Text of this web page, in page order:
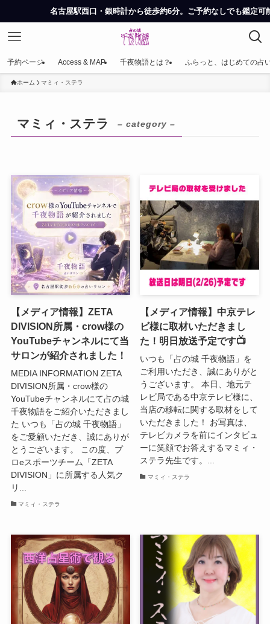
名古屋駅西口・銀時計から徒歩約6分。ご予約なしでも鑑定可能
予約ページ Access & MAP 千夜物語とは？ ふらっと、はじめての占
ホーム マミィ・ステラ
マミィ・ステラ – category –
【メディア情報】ZETA
DIVISION所属・crow様の
YouTubeチャンネルにて当
サロンが紹介されました！
MEDIA INFORMATION ZETA
DIVISION所属・crow様の
YouTubeチャンネルにて占の城
千夜物語をご紹介いただきまし
た いつも「占の城 千夜物語」
をご愛顧いただき、誠にありが
とうございます。 この度、プ
ロeスポーツチーム「ZETA
DIVISION」に所属する人気ク
リ...
マミィ・ステラ
【メディア情報】中京テレ
ビ様に取材いただきまし
た！明日放送予定です📺
いつも「占の城 千夜物語」を
ご利用いただき、誠にありがと
うございます。 本日、地元テ
レビ局である中京テレビ様に、
当店の移転に関する取材をして
いただきました！ お写真は、
テレビカメラを前にインタビュ
ーに笑顔でお答えするマミィ・
ステラ先生です。...
マミィ・ステラ